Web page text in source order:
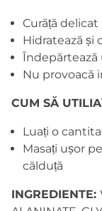
Curăță delicat
Hidratează și
Îndepărtează
Nu provoacă
CUM SĂ
Luați o
Masați ușor
călduță
INGREDIENTE: